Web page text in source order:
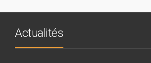
Actualités